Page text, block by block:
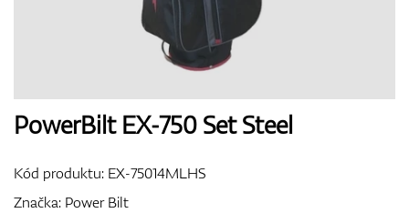
Topánky
PowerBilt EX-750 Set Steel
Kód produktu: EX-75014MLHS
Značka: Power Bilt